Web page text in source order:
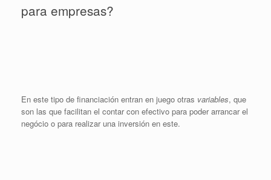
para empresas?
En este tipo de financiación entran en juego otras variables, que
son las que facilitan el contar con efectivo para poder arrancar el
negócio o para realizar una inversión en este.